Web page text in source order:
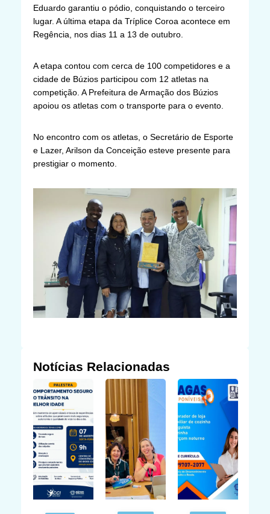
Eduardo garantiu o pódio, conquistando o terceiro
lugar. A última etapa da Tríplice Coroa acontece em
Regência, nos dias 11 a 13 de outubro.
A etapa contou com cerca de 100 competidores e a
cidade de Búzios participou com 12 atletas na
competição. A Prefeitura de Armação dos Búzios
apoiou os atletas com o transporte para o evento.
No encontro com os atletas, o Secretário de Esporte
e Lazer, Arilson da Conceição esteve presente para
prestigiar o momento.
Notícias Relacionadas